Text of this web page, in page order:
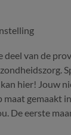
deel van de
hier! Jouw
maat gemaakt
De eerste